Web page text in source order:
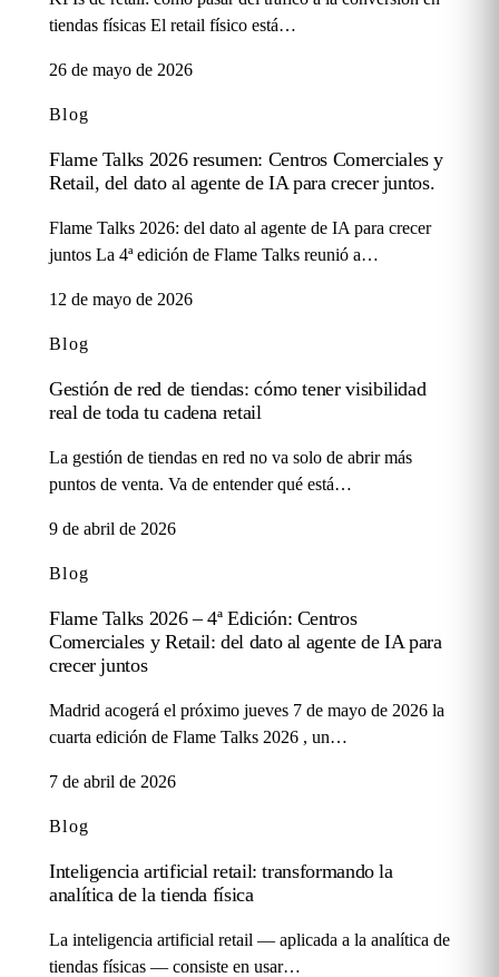
tiendas físicas El retail físico está…
26 de mayo de 2026
Blog
Flame Talks 2026 resumen: Centros Comerciales y
Retail, del dato al agente de IA para crecer juntos.
Flame Talks 2026: del dato al agente de IA para crecer
juntos La 4ª edición de Flame Talks reunió a…
12 de mayo de 2026
Blog
Gestión de red de tiendas: cómo tener visibilidad
real de toda tu cadena retail
La gestión de tiendas en red no va solo de abrir más
puntos de venta. Va de entender qué está…
9 de abril de 2026
Blog
Flame Talks 2026 – 4ª Edición: Centros
Comerciales y Retail: del dato al agente de IA para
crecer juntos
Madrid acogerá el próximo jueves 7 de mayo de 2026 la
cuarta edición de Flame Talks 2026 , un…
7 de abril de 2026
Blog
Inteligencia artificial retail: transformando la
analítica de la tienda física
La inteligencia artificial retail — aplicada a la analítica de
tiendas físicas — consiste en usar…